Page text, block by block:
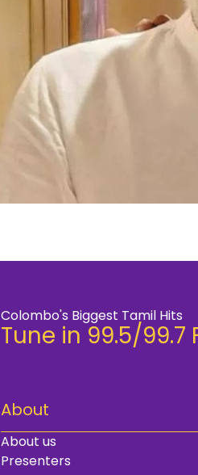
Colombo's Biggest Tamil Hits
Tune in 99.5/99.7
About
About us
Presenters